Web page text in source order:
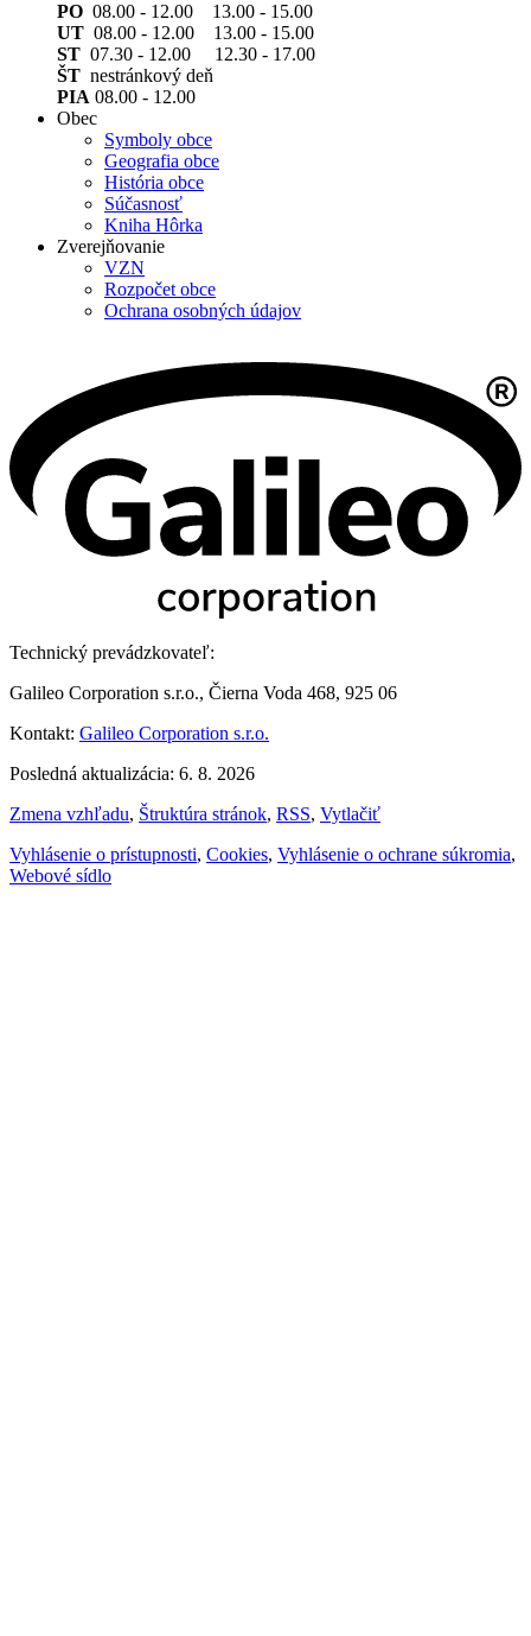
PO 08.00 - 12.00 13.00 - 15.00
UT 08.00 - 12.00 13.00 - 15.00
ST 07.30 - 12.00 12.30 - 17.00
ŠT nestránkový deň
PIA 08.00 - 12.00
Obec
Symboly obce
Geografia obce
História obce
Súčasnosť
Kniha Hôrka
Zverejňovanie
VZN
Rozpočet obce
Ochrana osobných údajov
Technický prevádzkovateľ:
Galileo Corporation s.r.o., Čierna Voda 468, 925 06
Kontakt: Galileo Corporation s.r.o.
Posledná aktualizácia: 6. 8. 2026
Zmena vzhľadu, Štruktúra stránok, RSS, Vytlačiť
Vyhlásenie o prístupnosti, Cookies, Vyhlásenie o ochrane súkromia,
Webové sídlo